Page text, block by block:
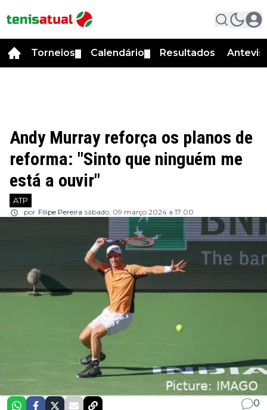
Torneios Calendário Resultados
Andy Murray reforça os planos de
reforma: "Sinto que ninguém me
está a ouvir"
ATP
por Filipe Pereira sábado, 09 março 2024 a 17:00
0